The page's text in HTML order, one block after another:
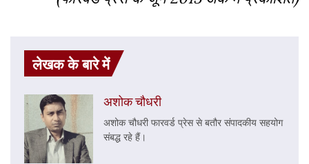
लेखक के बारे में
अशोक चौधरी
अशोक चौधरी फारवर्ड प्रेस से बतौर संपादकीय सहयोग
संबद्ध रहे हैं।